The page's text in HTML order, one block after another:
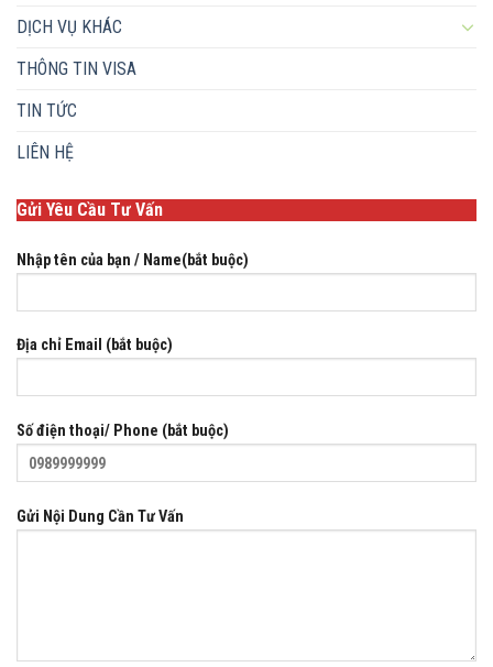
DỊCH VỤ KHÁC
THÔNG TIN VISA
TIN TỨC
LIÊN HỆ
Gửi Yêu Cầu Tư Vấn
Nhập tên của bạn / Name(bắt buộc)
Địa chỉ Email (bắt buộc)
Số điện thoại/ Phone (bắt buộc)
Gửi Nội Dung Cần Tư Vấn